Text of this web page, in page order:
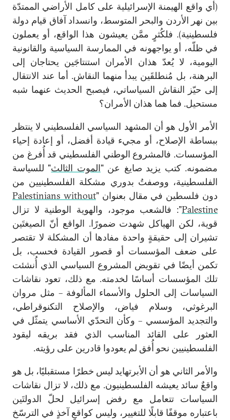
(أي واقع الهيمنة الإسرائيلية على كامل الأراضي الممتدّة
بين نهر الأردن والبحر المتوسط، وانسداد آفاق قيام دولة
فلسطينية). فلكُثرٍ ممَّن يعيشون هذا الواقع، أو يعملون
في ظلّه، أو يواجهونه في الممارسة السياسية والقانونية
اليومية، لا يُعدّ هذان الأمران استنتاجَين يحتاجان إلى
البرهنة، بل مُنطلقَين يبدأ منهما النقاش. أما عند الانتقال
إلى حيّز النقاش السياساتي، فيصبح الحديث عنهما شبه
مستحيل. فما هما هذان الأمران؟
الأمر الأول هو أن المشهد السياسي الفلسطيني لا ينتظر
ببساطة الإصلاح، أو مجيء قيادة أفضل، أو إعادة إحياء
المؤسسات. فالمشروع الوطني الفلسطيني قد أُفرغ من
مضمونه. كتب يزيد صايغ عن "الموت الثالث" للسياسة
الفلسطينية، ووصفتُ بدوري مشكلة الفلسطينيين من
دون فلسطين في مقال بعنوان "Palestinians without
Palestine": فالشعب موجود، والهوية الوطنية لا تزال
قوية، لكن الهياكل شهدت ضمورًا. الواقع أنّ الصيغتَين
تشيران إلى حقيقةٍ واحدة مفادها أن المشكلة لا تقتصر
على ضعف المؤسسات أو قصور القيادة فحسب، بل
تكمن أيضًا في تقويض المشروع السياسي الذي أُنشئت
تلك المؤسسات أساسًا لخدمته. مع ذلك، تعود نقاشات
السياسات إلى الحلول والأسماء المألوفة – مثل مروان
البرغوثي، وسلام فياض، والإصلاح التكنوقراطي،
والتجديد المؤسسي – وكأن التحدّي الأساسي يتمثّل في
العثور على القائد المناسب الذي فقد بريقه ليقود
الفلسطينيين نحو أُفق لم يعودوا قادرين على رؤيته.
والأمر الثاني هو أن الأبرتهايد ليس خطرًا مستقبليًا، بل هو
واقعٌ سائد يعيشه الفلسطينيون. مع ذلك، لا تزال نقاشات
السياسات تتعامل مع رفض إسرائيل لحلّ الدولتَين
باعتباره موقفًا قابلًا للتغيير، وليس كواقعٍ آخذٍ في الترسّخ